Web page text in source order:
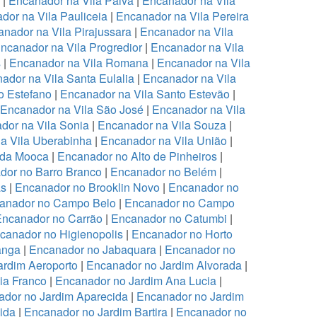
na Vila Pauliceia | Encanador na Vila Pereira
na Vila Pirajussara| Encanador na Vila
na Vila Progredior| Encanador na Vila
| Encanador na Vila Romana| Encanador na Vila
na Vila Santa Eulalia | Encanador na Vila
Estefano | Encanador na Vila Santo Estevão |
Encanador na Vila São José| Encanador na Vila
na Vila Sonia| Encanador na Vila Souza|
Vila Uberabinha| Encanador na Vila União|
Mooca | Encanador no Alto de Pinheiros |
no Barro Branco | Encanador no Belém |
| Encanador no Brooklin Novo| Encanador no
no Campo Belo | Encanador no Campo
no Carrão | Encanador no Catumbi |
no Higienopolis| Encanador no Horto
| Encanador no Jabaquara | Encanador no
Aeroporto | Encanador no Jardim Alvorada |
Franco | Encanador no Jardim Ana Lucia |
no Jardim Aparecida | Encanador no Jardim
| Encanador no Jardim Bartira| Encanador no